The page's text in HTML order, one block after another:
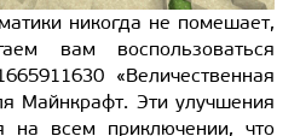
никогда не помешает,
вам воспользоваться
«Величественная
Майнкрафт. Эти улучшения
на всем приключении, что